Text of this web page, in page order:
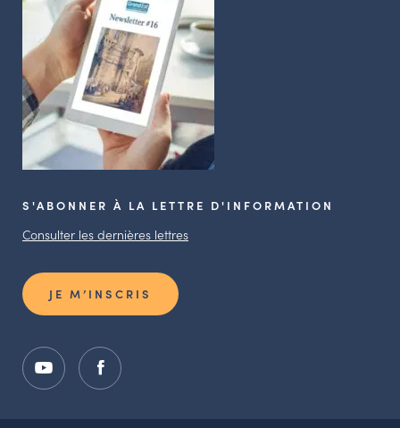
S'ABONNER À LA LETTRE D'INFORMATION
Consulter les dernières lettres
JE M’INSCRIS